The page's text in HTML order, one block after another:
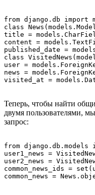
from django.db import
class
title =
content =
published_date =
class
user =
news =
Теперь, чтобы найти
двумя пользователями,
запрос:
from django.db.models
user1_news =
user2_news =
common_news_ids =